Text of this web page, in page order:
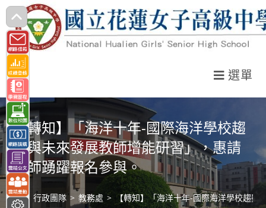
跳
轉
至
主
要
內
容
選單
【轉知】「海洋十年-國際海洋學校趨
勢與未來發展教師增能研習」，惠請
教師踴躍報名參與。
> 行政團隊 > 教務處 > 【轉知】「海洋十年-國際海洋學校趨勢